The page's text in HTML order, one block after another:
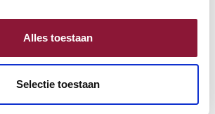
Alles toestaan
Selectie toestaan
vergelijker